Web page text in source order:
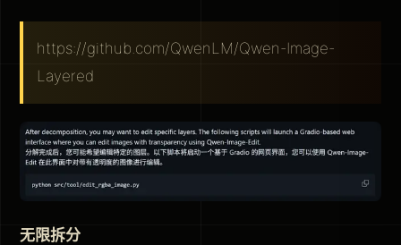
https://github.com/QwenLM/Qwen-Image-
Layered
无限拆分